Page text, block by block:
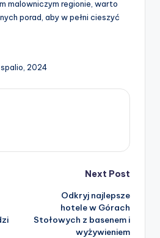
malowniczym regionie, warto
porad, aby w pełni cieszyć
2024
Next Post
Odkryj najlepsze
hotele w Górach
Stołowych z basenem i
wyżywieniem